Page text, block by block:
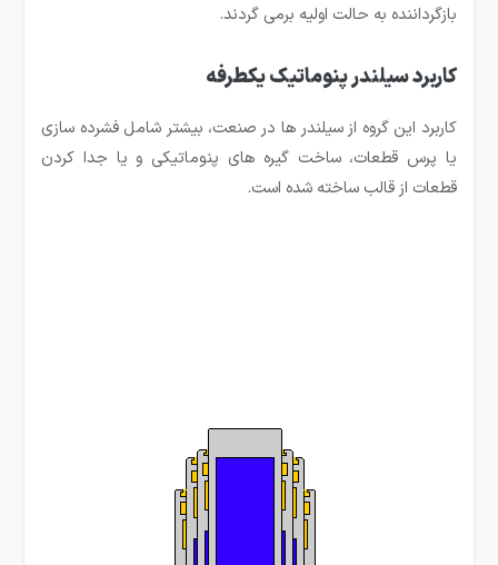
بازگرداننده به حالت اولیه برمی گردند.
کاربرد سیلندر پنوماتیک یکطرفه
کاربرد این گروه از سیلندر ها در صنعت، بیشتر شامل فشرده سازی
یا پرس قطعات، ساخت گیره های پنوماتیکی و یا جدا کردن
قطعات از قالب ساخته شده است.